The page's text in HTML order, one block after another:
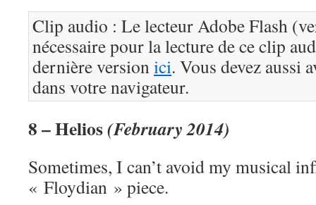
Clip audio : Le lecteur Adobe Flash
nécessaire pour la lecture de ce clip
dernière versionici. Vous devez aussi
dans votre navigateur.
8 – Helios(February 2014)
Sometimes, I can’t avoid my musical
« Floydian » piece.